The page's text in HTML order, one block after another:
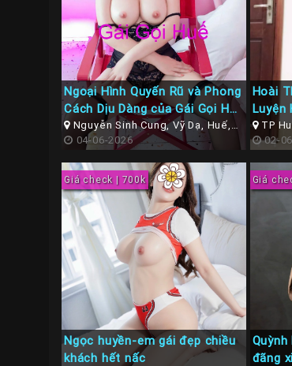
Ngoại Hình Quyến Rũ và Phong
Cách Dịu Dàng của Gái Gọi Huế
Hoài An
Nguyễn Sinh Cung, Vỹ Dạ, Huế,
Thừa Thiên Huế
04-06-2026
Hoài
Luyện
TP
02-
Giá check | 700k
Ngọc huyền-em gái đẹp chiều
khách hết nấc
Giá
đãng